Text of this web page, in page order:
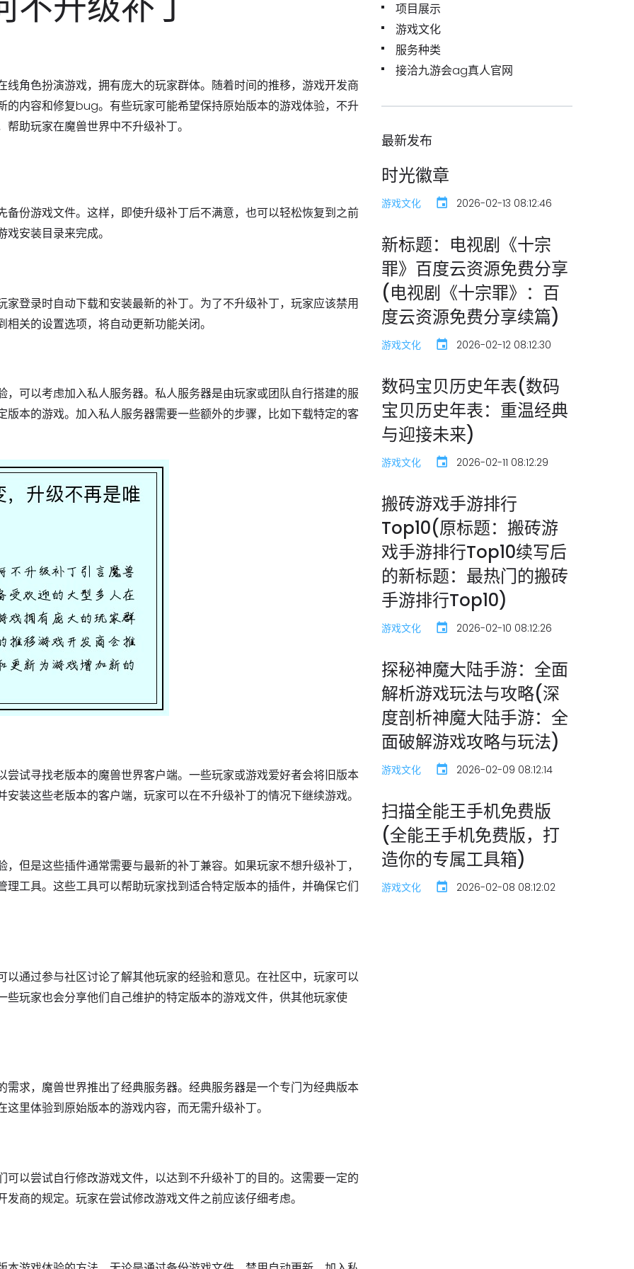
线角色扮演游戏，拥有庞大的玩家群体。随着时间的推移，游戏开发商
的内容和修复bug。有些玩家可能希望保持原始版本的游戏体验，不升
助玩家在魔兽世界中不升级补丁。
备份游戏文件。这样，即使升级补丁后不满意，也可以轻松恢复到之前
安装目录来完成。
家登录时自动下载和安装最新的补丁。为了不升级补丁，玩家应该禁用
关的设置选项，将自动更新功能关闭。
，可以考虑加入私人服务器。私人服务器是由玩家或团队自行搭建的服
版本的游戏。加入私人服务器需要一些额外的步骤，比如下载特定的客
尝试寻找老版本的魔兽世界客户端。一些玩家或游戏爱好者会将旧版本
装这些老版本的客户端，玩家可以在不升级补丁的情况下继续游戏。
但是这些插件通常需要与最新的补丁兼容。如果玩家不想升级补丁，
理工具。这些工具可以帮助玩家找到适合特定版本的插件，并确保它们
以通过参与社区讨论了解其他玩家的经验和意见。在社区中，玩家可以
些玩家也会分享他们自己维护的特定版本的游戏文件，供其他玩家使
需求，魔兽世界推出了经典服务器。经典服务器是一个专门为经典版本
里体验到原始版本的游戏内容，而无需升级补丁。
可以尝试自行修改游戏文件，以达到不升级补丁的目的。这需要一定的
商的规定。玩家在尝试修改游戏文件之前应该仔细考虑。
项目展示
游戏文化
服务种类
接洽九游会ag真人官网
最新发布
时光徽章
游戏文化 2026-02-13 08:12:46
新标题：电视剧《十宗
罪》百度云资源免费分享
(电视剧《十宗罪》：百
度云资源免费分享续篇)
游戏文化 2026-02-12 08:12:30
数码宝贝历史年表(数码
宝贝历史年表：重温经典
与迎接未来)
游戏文化 2026-02-11 08:12:29
搬砖游戏手游排行
Top10(原标题：搬砖游
戏手游排行Top10续写后
的新标题：最热门的搬砖
手游排行Top10)
游戏文化 2026-02-10 08:12:26
探秘神魔大陆手游：全面
解析游戏玩法与攻略(深
度剖析神魔大陆手游：全
面破解游戏攻略与玩法)
游戏文化 2026-02-09 08:12:14
扫描全能王手机免费版
(全能王手机免费版，打
造你的专属工具箱)
游戏文化 2026-02-08 08:12:02